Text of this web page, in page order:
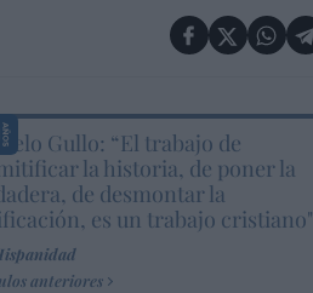
Gullo: “El trabajo de
la historia, de poner la
de desmontar la
es un trabajo cristiano"
anteriores